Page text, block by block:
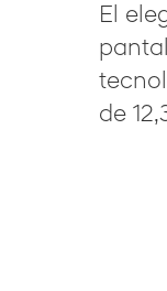
El
de